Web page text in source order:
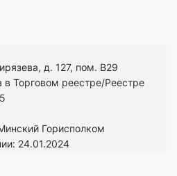
д. 127, пом. В29
в Торговом реестре/Реестре
Горисполком
24.01.2024